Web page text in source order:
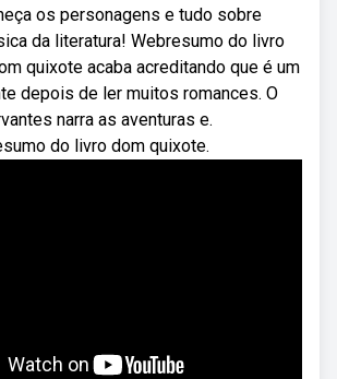
os personagens e tudo sobre
da literatura! Webresumo do livro
quixote acaba acreditando que é um
depois de ler muitos romances. O
narra as aventuras e.
do livro dom quixote.